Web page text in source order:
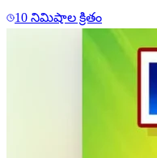
10 నిమిషాల క్రితం